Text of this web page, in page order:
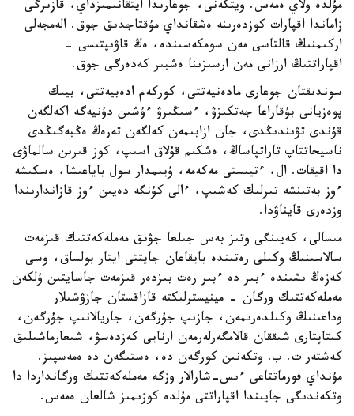
مۇلدە ولاي ەمەس. ويتكەنى، جوعارىدا ايتقانىمىزداي، قازىرگى
زاماندا اقپارات كوزدەرىنە ەشقانداي مۇقتاجدىق جوق. الەمجەلى
اركىمنىڭ قالتاسى مەن سومكەسىندە، ەڭ قاۋىپتىسى -
اقپاراتتىڭ ارزانى مەن ارسىزىنا ەشبىر كەدەرگى جوق.
سوندىقتان جوعارى مادەنيەتتى، كوركەم ادەبيەتتى، بيىك
پوەزيانى بۇقاراعا جەتكىزۋ، ءسىڭىرۋ ءۇشىن دۇنيەگە اكەلگەن
قۇندى تۋىندىڭدى، جان ازابىمەن كەلگەن تەرەڭ ەڭبەگىڭدى
ناسيحاتتاپ تاراتپاساڭ، ەشكىم قۇلاق اسىپ، كوز قىرىن سالماۋى
دا اقيقات. ال، ءتيىستى مەكەمە، ۇيىمدار سول باياعىشا، ەسكىشە
ءوز بەتىنشە تىرلىك كەشىپ، ءالى كۇنگە دەيىن ءوز قازاندارىندا
وزدەرى قايناۋدا.
مىسالى، كەيىنگى وتىز بەس جىلعا جۋىق مەملەكەتتىك قىزمەت
سالاسىنىڭ وكىلى رەتىندە بايقاعان جايتتى ايتار بولساق، وسى
كەزەڭ ىشىندە ءبىر دە ءبىر رەت بىزدەر قىزمەت جاسايتىن ۇلكەن
مەملەكەتتىك ورگان - مينيسترلىكتە قازاقستان جازۋشىلار
وداعىنىڭ وكىلدەرىمەن، جازىپ جۇرگەن، جاريالانىپ جۇرگەن،
كىتاپتارى شىققان قالامگەرلەرمەن ارنايى كەزدەسۋ، شىعارماشىلىق
كەشتەر ت. ب. وتكەنىن كورگەن دە، ەستىگەن دە ەمەسپىز.
مۇنداي فورماتتاعى ءىس-شارالار وزگە مەملەكەتتىك ورگانداردا دا
وتكەندىگى جايىندا اقپاراتتى مۇلدە كوزىمىز شالعان ەمەس.